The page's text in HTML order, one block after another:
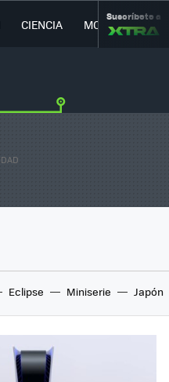
CIENCIA MOVILIDAD
Suscríbete a
Eclipse Miniserie Japón